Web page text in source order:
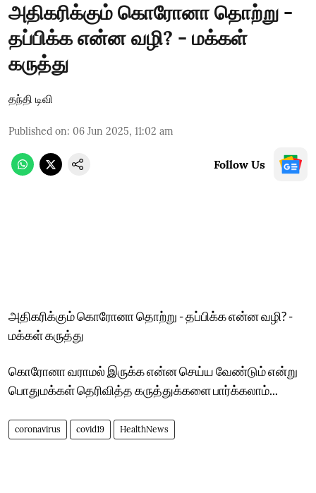
அதிகரிக்கும் கொரோனா தொற்று -
தப்பிக்க என்ன வழி? - மக்கள்
கருத்து
தந்தி டிவி
Published on: 06 Jun 2025, 11:02 am
Follow Us
அதிகரிக்கும் கொரோனா தொற்று - தப்பிக்க என்ன வழி? -
மக்கள் கருத்து
கொரோனா வராமல் இருக்க என்ன செய்ய வேண்டும் என்று
பொதுமக்கள் தெரிவித்த கருத்துக்களை பார்க்கலாம்...
coronavirus covid19 HealthNews